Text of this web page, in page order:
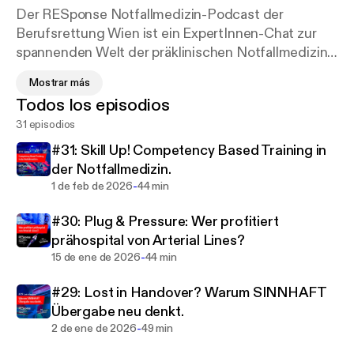
Der RESponse Notfallmedizin-Podcast der
Berufsrettung Wien ist ein ExpertInnen-Chat zur
spannenden Welt der präklinischen Notfallmedizin
verschiedenen Gästen aus unserem Arbeitsumfeld
diskutieren wir alle zwei Wochen die "Hot Topics"
des notfallmedizinischen Mikrokosmos, beleuchten
Arbeitsweisen, besprechen relevante Guidelines
und erweitern unsere Horizonte. Enjoy the show!
Fragen und Anregungen gerne willkommen:
Mostrar más
Todos los episodios
31 episodios
#31: Skill Up! Competency Based Training in
der Notfallmedizin.
1 de feb de 2026-44 min
#30: Plug & Pressure: Wer profitiert
prähospital von Arterial Lines?
15 de ene de 2026-44 min
#29: Lost in Handover? Warum SINNHAFT
Übergabe neu denkt.
2 de ene de 2026-49 min